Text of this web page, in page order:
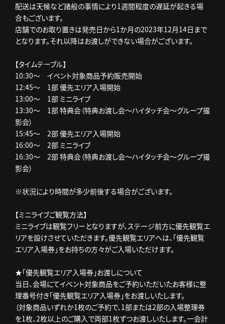
配送は天候など諸般の事情により1週間程度の遅延が起きる場
合もございます。
店舗でのお取り置きは発売日から1か月の2023年12月14日まで
となります。それ以降はお渡しができない場合がございます。
【タイムテーブル】
10:30～ イベント対象商品予約販売開始
12:45～ 1部 優先エリア入場開始
13:00～ 1部 ミニライブ
13:30～ 1部 特典会（特典お渡し会～ハイタッチ会～グループ撮
影会）
15:45～ 2部 優先エリア入場開始
16:00～ 2部 ミニライブ
16:30～ 2部 特典会（特典お渡し会～ハイタッチ会～グループ撮
影会）
※状況により時間が多少前後する場合がございます。
【ミニライブご観覧方法】
ミニライブは観覧フリーとなりますが、ステージ前方に優先観覧エ
リアを設けさせていただきます。優先観覧エリアへは、「優先観覧
エリア入場券」をお持ちの方々がご入場いただけます。
★「優先観覧エリア入場券」お渡しについて
当日、会場にてイベント対象商品をご予約いただいたお客様に整
理番号付き「優先観覧エリア入場券」をお渡しいたします。
（対象商品いずれか1枚のご予約で、1部または2部の入場整理券
を1枚、2枚以上のご購入で両部1枚ずつお渡しいたします。一会計